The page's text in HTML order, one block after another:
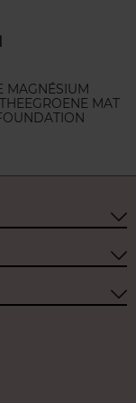
MAGNÉSIUM
GROENE MAT